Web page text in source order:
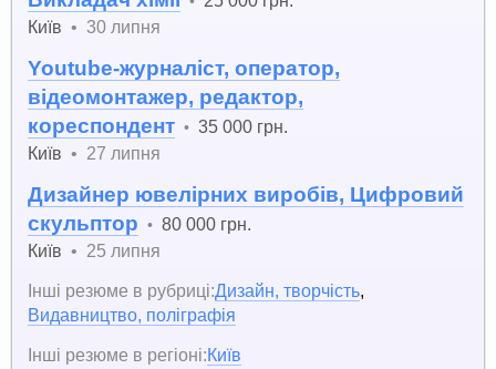
Київ •30 липня
Youtube-журналіст, оператор,
відеомонтажер, редактор,
кореспондент •35 000 грн.
Київ • 27 липня
Дизайнер ювелірних виробів, Цифровий
скульптор •80 000 грн.
Київ • 25 липня
Інші резюме в рубриці:Дизайн, творчість,
Видавництво, поліграфія
Інші резюме в регіоні:Київ